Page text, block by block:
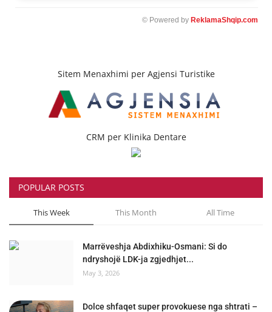
© Powered by ReklamaShqip.com
Sitem Menaxhimi per Agjensi Turistike
CRM per Klinika Dentare
POPULAR POSTS
This Week This Month All Time
Marrëveshja Abdixhiku-Osmani: Si do
ndryshojë LDK-ja zgjedhjet...
May 3, 2026
Dolce shfaqet super provokuese nga shtrati –